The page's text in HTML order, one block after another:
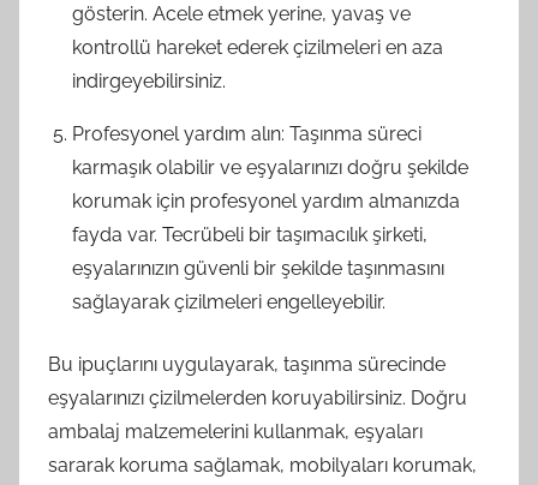
gösterin. Acele etmek yerine, yavaş ve
kontrollü hareket ederek çizilmeleri en aza
indirgeyebilirsiniz.
Profesyonel yardım alın: Taşınma süreci
karmaşık olabilir ve eşyalarınızı doğru şekilde
korumak için profesyonel yardım almanızda
fayda var. Tecrübeli bir taşımacılık şirketi,
eşyalarınızın güvenli bir şekilde taşınmasını
sağlayarak çizilmeleri engelleyebilir.
Bu ipuçlarını uygulayarak, taşınma sürecinde
eşyalarınızı çizilmelerden koruyabilirsiniz. Doğru
ambalaj malzemelerini kullanmak, eşyaları
sararak koruma sağlamak, mobilyaları korumak,